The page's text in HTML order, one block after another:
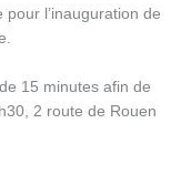
l’inauguration de
15 minutes afin de
2 route de Rouen